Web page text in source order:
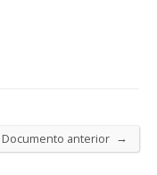
Documento anterior →